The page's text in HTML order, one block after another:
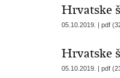
Hrvatske
05.10.2019. | pdf
Hrvatske
05.10.2019. | pdf